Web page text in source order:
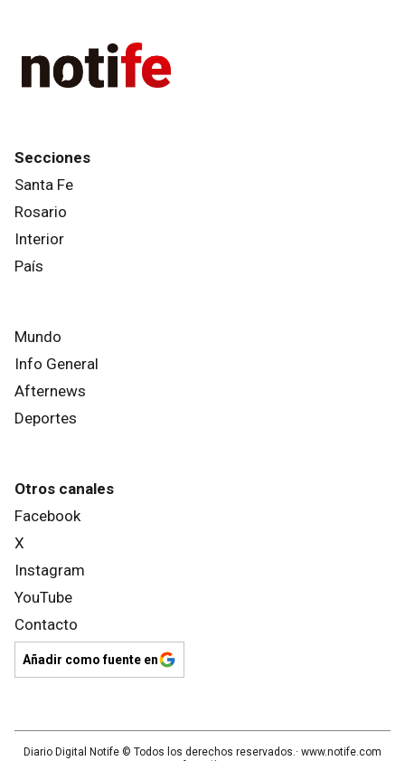
Secciones
Santa Fe
Rosario
Interior
País
Mundo
Info General
Afternews
Deportes
Otros canales
Facebook
X
Instagram
YouTube
Contacto
Añadir como fuente en
Diario Digital Notife © Todos los derechos reservados.· www.notife.com